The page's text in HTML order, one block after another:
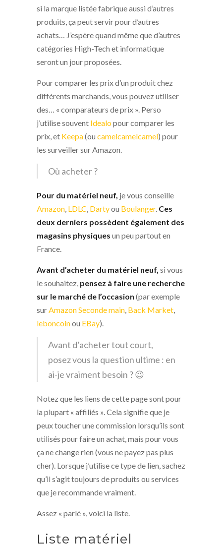
si la marque listée fabrique aussi d’autres
produits, ça peut servir pour d’autres
achats… J’espère quand même que d’autres
catégories High-Tech et informatique
seront un jour proposées.
Pour comparer les prix d’un produit chez
différents marchands, vous pouvez utiliser
des… « comparateurs de prix ». Perso
j’utilise souvent Idealopour comparer les
prix, et Keepa(ou camelcamelcamel) pour
les surveiller sur Amazon.
Où acheter ?
Pour du matériel neuf, je vous conseille
Amazon, LDLC, Dartyou Boulanger. Ces
deux derniers possèdent également des
magasins physiques un peu partout en
France.
Avant d’acheter du matériel neuf, si vous
le souhaitez, pensez à faire une recherche
sur le marché de l’occasion (par exemple
surAmazon Seconde main, Back Market,
leboncoinou EBay).
Avant d’acheter tout court,
posez vous la question ultime : en
ai-je vraiment besoin ? 😉
Notez que les liens de cette page sont pour
la plupart « affiliés ». Cela signifie que je
peux toucher une commission lorsqu’ils sont
utilisés pour faire un achat, mais pour vous
ça ne change rien (vous ne payez pas plus
cher). Lorsque j’utilise ce type de lien, sachez
qu’il s’agit toujours de produits ou services
que je recommande vraiment.
Assez « parlé », voici la liste.
Liste matériel